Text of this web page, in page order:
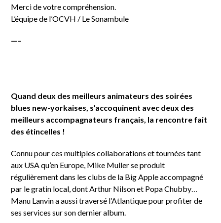
Merci de votre compréhension.
L’équipe de l’OCVH / Le Sonambule
—–
Quand deux des meilleurs animateurs des soirées
blues new-yorkaises, s’accoquinent avec deux des
meilleurs accompagnateurs français, la rencontre fait
des étincelles !
Connu pour ces multiples collaborations et tournées tant
aux USA qu’en Europe, Mike Muller se produit
régulièrement dans les clubs de la Big Apple accompagné
par le gratin local, dont Arthur Nilson et Popa Chubby…
Manu Lanvin a aussi traversé l’Atlantique pour profiter de
ses services sur son dernier album.